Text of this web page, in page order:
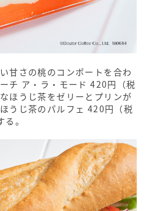
甘さの桃のコンポートを合わ
チ ア・ラ・モード 420円（税
ほうじ茶をゼリーとプリンが
うじ茶のパルフェ 420円（税
。